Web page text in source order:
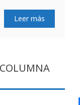
Leer más